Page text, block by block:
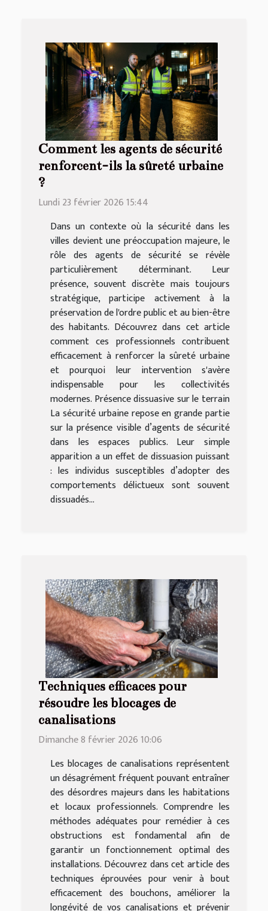
Comment les agents de sécurité
renforcent-ils la sûreté urbaine
?
Lundi 23 février 2026 15:44
Dans un contexte où la sécurité dans les
villes devient une préoccupation majeure, le
rôle des agents de sécurité se révèle
particulièrement déterminant. Leur
présence, souvent discrète mais toujours
stratégique, participe activement à la
préservation de l'ordre public et au bien-être
des habitants. Découvrez dans cet article
comment ces professionnels contribuent
efficacement à renforcer la sûreté urbaine
et pourquoi leur intervention s'avère
indispensable pour les collectivités
modernes. Présence dissuasive sur le terrain
La sécurité urbaine repose en grande partie
sur la présence visible d’agents de sécurité
dans les espaces publics. Leur simple
apparition a un effet de dissuasion puissant
: les individus susceptibles d’adopter des
comportements délictueux sont souvent
dissuadés...
Techniques efficaces pour
résoudre les blocages de
canalisations
Dimanche 8 février 2026 10:06
Les blocages de canalisations représentent
un désagrément fréquent pouvant entraîner
des désordres majeurs dans les habitations
et locaux professionnels. Comprendre les
méthodes adéquates pour remédier à ces
obstructions est fondamental afin de
garantir un fonctionnement optimal des
installations. Découvrez dans cet article des
techniques éprouvées pour venir à bout
efficacement des bouchons, améliorer la
longévité de vos canalisations et prévenir